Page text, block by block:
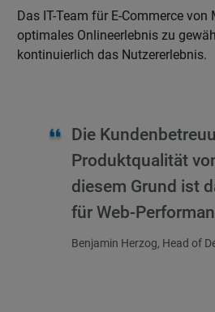
Das IT-Team für E-Commerce
optimales Onlineerlebnis zu
kontinuierlich das Nutzererlebnis.
Die
Produktqualität
diesem Grund ist
für Web-
Benjamin Herzog, Head of